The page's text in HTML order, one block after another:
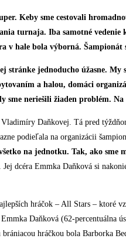
Keby sme cestovali
turnaja. Iba samotné
v hale bola výborná.
stránke jednoducho úžasne.
a halou, domáci
sme neriešili žiaden problém.
Daňkovej. Tá pred
podieľala na organizácii
na jednotku. Tak, ako
dcéra Emmka Daňková si
hráčok – All Stars – ktoré
Daňková (62-
hráčkou bola Barborka